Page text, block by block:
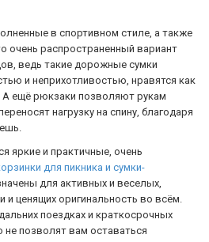
в спортивном стиле, а также
очень распространенный вариант
ведь такие дорожные сумки
и неприхотливостью, нравятся как
ещё рюкзаки позволяют рукам
нагрузку на спину, благодаря
яркие и практичные, очень
для пикника и сумки-
для активных и веселых,
ценящих оригинальность во всём.
поездках и краткосрочных
позволят вам оставаться